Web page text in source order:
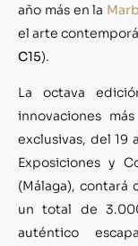
año más en la
el arte
C15).
La octava
innovaciones
exclusivas, del 19
Exposiciones y
(Málaga), contará
un total de
auténtico